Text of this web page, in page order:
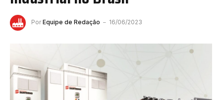
Por Equipe de Redação 16/06/2023